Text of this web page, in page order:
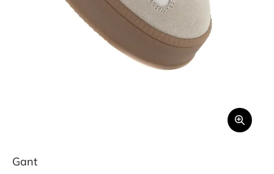
Gant